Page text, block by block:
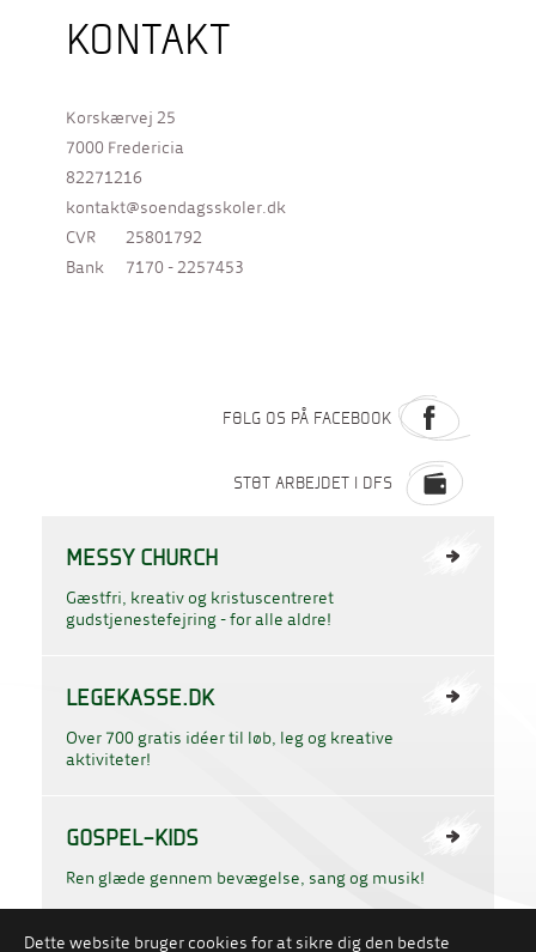
Dette website bruger cookies for at sikre dig den bedste
KONTAKT
Korskærvej 25
7000 Fredericia
82271216
kontakt@soendagsskoler.dk
CVR
25801792
Bank
7170 - 2257453
FØLG OS PÅ FACEBOOK
STØT ARBEJDET I DFS
MESSY CHURCH
Gæstfri, kreativ og kristuscentreret
gudstjenestefejring - for alle aldre!
LEGEKASSE.DK
Over 700 gratis idéer til løb, leg og kreative
aktiviteter!
GOSPEL-KIDS
Ren glæde gennem bevægelse, sang og musik!